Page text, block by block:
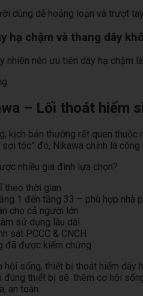
dùng dễ hoảng loạn và trượt
hạ chậm và thang dây
nhiên nên ưu tiên dây hạ chậm
– Lối thoát hiểm
kịch bản thường rất quen
sợi tóc” đó, Nikawa chính là
nhiều gia đình lựa chọn?
theo thời gian
1 đến tầng 33 – phù hợp nhà
cho cả người lớn
sử dụng lâu dài
sát PCCC & CNCH
đã được kiểm chứng
hội sống, thiết bị thoát hiểm
đúng thiết bị sẽ thêm cơ hội
an toàn.